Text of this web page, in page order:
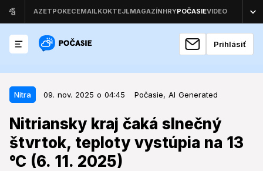
Prihlásiť
Nitra 09. nov. 2025 o 04:45 Počasie, AI Generated
Nitriansky kraj čaká slnečný
štvrtok, teploty vystúpia na 13
°C (6. 11. 2025)
Nitra 09. nov. 2025 o 04:45
Nitriansky kraj čaká slnečný
štvrtok, teploty vystúpia na 13 °C
(6. 11. 2025)